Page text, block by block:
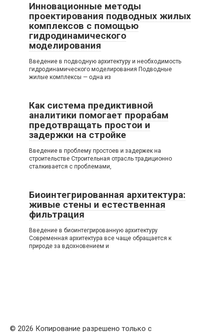
Инновационные методы
проектирования подводных жилых
комплексов с помощью
гидродинамического
моделирования
Введение в подводную архитектуру и необходимость
гидродинамического моделирования Подводные
жилые комплексы — одна из
Как система предиктивной
аналитики помогает прорабам
предотвращать простои и
задержки на стройке
Введение в проблему простоев и задержек на
строительстве Строительная отрасль традиционно
сталкивается с проблемами,
Биоинтегрированная архитектура:
живые стены и естественная
фильтрация
Введение в биоинтегрированную архитектуру
Современная архитектура все чаще обращается к
природе за вдохновением и
© 2026 Копирование разрешено только с